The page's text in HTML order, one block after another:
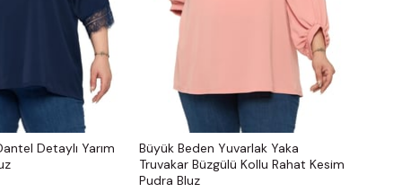
Detaylı Yarım
Büyük Beden Yuvarlak Yaka
Truvakar Büzgülü Kollu Rahat Kesim
Pudra Bluz